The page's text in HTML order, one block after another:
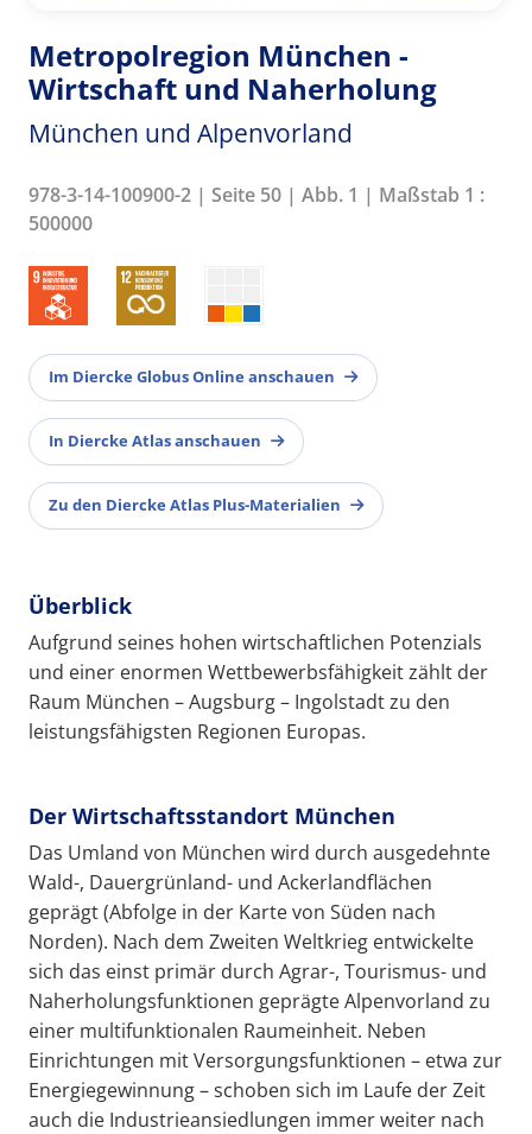
Metropolregion München -
Wirtschaft und Naherholung
München und Alpenvorland
978-3-14-100900-2 | Seite 50 | Abb. 1 | Maßstab 1 :
500000
Im Diercke Globus Online anschauen
In Diercke Atlas anschauen
Zu den Diercke Atlas Plus-Materialien
Überblick
Aufgrund seines hohen wirtschaftlichen Potenzials
und einer enormen Wettbewerbsfähigkeit zählt der
Raum München – Augsburg – Ingolstadt zu den
leistungsfähigsten Regionen Europas.
Der Wirtschaftsstandort München
Das Umland von München wird durch ausgedehnte
Wald-, Dauergrünland- und Ackerlandflächen
geprägt (Abfolge in der Karte von Süden nach
Norden). Nach dem Zweiten Weltkrieg entwickelte
sich das einst primär durch Agrar-, Tourismus- und
Naherholungsfunktionen geprägte Alpenvorland zu
einer multifunktionalen Raumeinheit. Neben
Einrichtungen mit Versorgungsfunktionen – etwa zur
Energiegewinnung – schoben sich im Laufe der Zeit
auch die Industrieansiedlungen immer weiter nach